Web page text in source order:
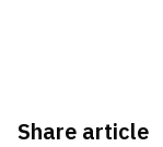
Share article